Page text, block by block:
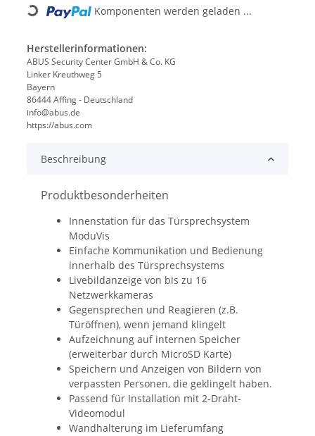
Loading... Komponenten werden geladen ...
Herstellerinformationen:
ABUS Security Center GmbH & Co. KG
Linker Kreuthweg 5
Bayern
86444 Affing - Deutschland
info@abus.de
https://abus.com
Beschreibung
Produktbesonderheiten
Innenstation für das Türsprechsystem
ModuVis
Einfache Kommunikation und Bedienung
innerhalb des Türsprechsystems
Livebildanzeige von bis zu 16
Netzwerkkameras
Gegensprechen und Reagieren (z.B.
Türöffnen), wenn jemand klingelt
Aufzeichnung auf internen Speicher
(erweiterbar durch MicroSD Karte)
Speichern und Anzeigen von Bildern von
verpassten Personen, die geklingelt haben.
Passend für Installation mit 2-Draht-
Videomodul
Wandhalterung im Lieferumfang